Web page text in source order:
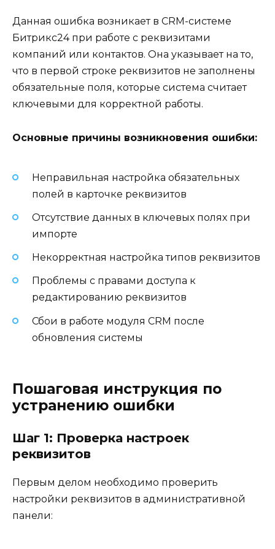
Данная ошибка возникает в CRM-системе
Битрикс24 при работе с реквизитами
компаний или контактов. Она указывает на то,
что в первой строке реквизитов не заполнены
обязательные поля, которые система считает
ключевыми для корректной работы.
Основные причины возникновения ошибки:
Неправильная настройка обязательных
полей в карточке реквизитов
Отсутствие данных в ключевых полях при
импорте
Некорректная настройка типов реквизитов
Проблемы с правами доступа к
редактированию реквизитов
Сбои в работе модуля CRM после
обновления системы
Пошаговая инструкция по
устранению ошибки
Шаг 1: Проверка настроек
реквизитов
Первым делом необходимо проверить
настройки реквизитов в административной
панели: